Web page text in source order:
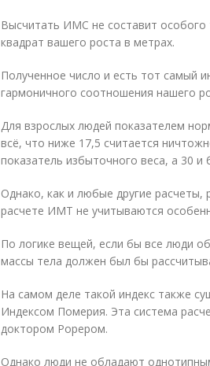
Высчитать ИМС не составит особого
квадрат вашего роста в метрах.
Полученное число и есть тот самый
гармоничного соотношения нашего
Для взрослых людей показателем
всё, что ниже 17,5 считается
показатель избыточного веса, а 30
Однако, как и любые другие
расчете ИМТ не учитываются
По логике вещей, если бы все люди
массы тела должен был бы
На самом деле такой индекс также
Индексом Померия. Эта система
доктором Рорером.
Однако люди не обладают